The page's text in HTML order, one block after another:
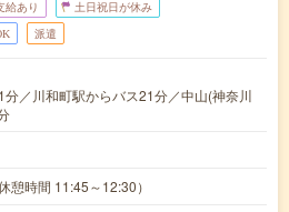
給あり 土日祝日が休み
派遣
／川和町駅からバス21分／中山(神奈川
時間 11:45～12:30）